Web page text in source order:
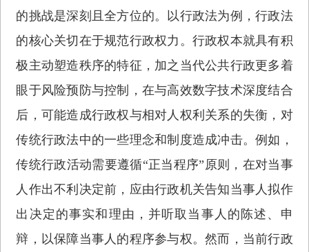
的挑战是深刻且全方位的。以行政法为例，行政法
的核心关切在于规范行政权力。行政权本就具有积
极主动塑造秩序的特征，加之当代公共行政更多着
眼于风险预防与控制，在与高效数字技术深度结合
后，可能造成行政权与相对人权利关系的失衡，对
传统行政法中的一些理念和制度造成冲击。例如，
传统行政活动需要遵循“正当程序”原则，在对当事
人作出不利决定前，应由行政机关告知当事人拟作
出决定的事实和理由，并听取当事人的陈述、申
辩，以保障当事人的程序参与权。然而，当前行政